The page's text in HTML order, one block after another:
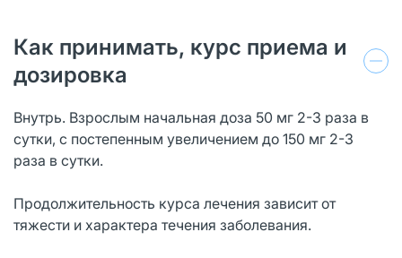
Как принимать, курс приема и
дозировка
Внутрь. Взрослым начальная доза 50 мг 2-3 раза в
сутки, с постепенным увели­чением до 150 мг 2-3
раза в сутки.
Продолжительность курса лечения зависит от
тяжести и характера течения за­болевания.